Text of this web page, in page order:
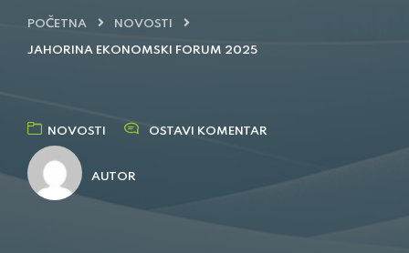
POČETNA NOVOSTI
JAHORINA EKONOMSKI FORUM 2025
NOVOSTI OSTAVI KOMENTAR
AUTOR